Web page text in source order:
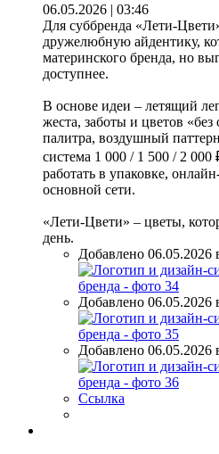
06.05.2026 | 03:46
Для суббренда «Лети-
дружелюбную айдентику,
материнского бренда, но
доступнее.
В основе идеи – летящий
жеста, заботы и цветов
палитра, воздушный
система 1 000 / 1 500 / 2
работать в упаковке,
основной сети.
«Лети-Цвети» – цветы,
день.
Добавлено 06.05.2026
Добавлено 06.05.2026
Добавлено 06.05.2026
Ссылка